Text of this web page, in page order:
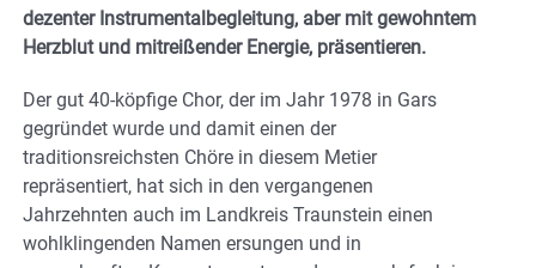
dezenter Instrumentalbegleitung, aber mit gewohntem
Herzblut und mitreißender Energie, präsentieren.
Der gut 40-köpfige Chor, der im Jahr 1978 in Gars
gegründet wurde und damit einen der
traditionsreichsten Chöre in diesem Metier
repräsentiert, hat sich in den vergangenen
Jahrzehnten auch im Landkreis Traunstein einen
wohlklingenden Namen ersungen und in